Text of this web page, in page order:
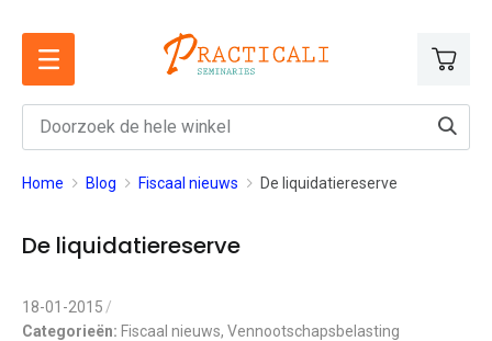
Ga
naar
inhoud
Home Blog Fiscaal nieuws De liquidatiereserve
De liquidatiereserve
18-01-2015
Categorieën: Fiscaal nieuws, Vennootschapsbelasting